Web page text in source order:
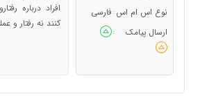
نوع اس ام اس : فارسی
ارسال پیامک
:
افراد درباره
کنند نه رفتار و